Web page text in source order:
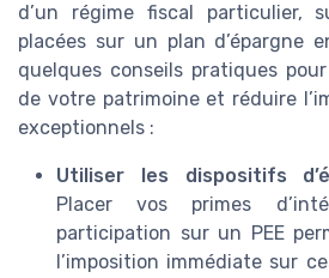
d’un régime fiscal particulier,
placées sur un plan d’épargne
quelques conseils pratiques
de votre patrimoine et réduire
exceptionnels :
Utiliser les dispositifs
Placer vos primes
participation sur un PEE
l’imposition immédiate sur